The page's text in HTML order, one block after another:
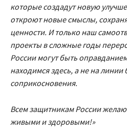
которые создадут новую
откроют новые смыслы,
ценности. И только наш
проекты в сложные годы
России могут быть
находимся здесь, а не на линии
соприкосновения.
Всем защитникам России
живыми и здоровыми!»